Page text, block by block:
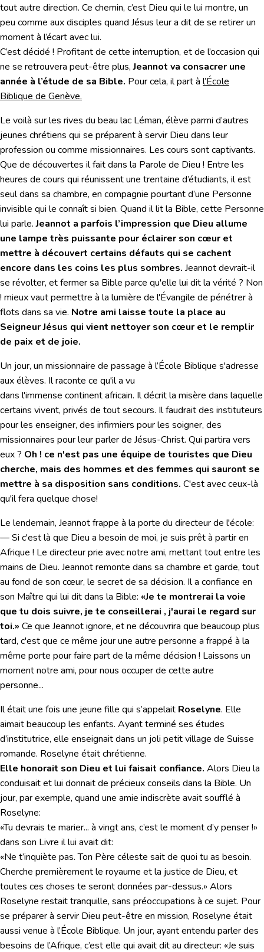
tout autre direction. Ce chemin, c’est Dieu qui le lui montre, un
peu comme aux disciples quand Jésus leur a dit de se retirer un
moment à l’écart avec lui.
C’est décidé ! Profitant de cette interruption, et de l’occasion qui
ne se retrouvera peut-être plus,Jeannot va consacrer une
année à l’étude de sa Bible. Pour cela, il part à l’École
Biblique de Genève.
Le voilà sur les rives du beau lac Léman, élève parmi d’autres
jeunes chrétiens qui se préparent à servir Dieu dans leur
profession ou comme missionnaires. Les cours sont captivants.
Que de découvertes il fait dans la Parole de Dieu ! Entre les
heures de cours qui réunissent une trentaine d’étudiants, il est
seul dans sa chambre, en compagnie pourtant d’une Personne
invisible qui le connaît si bien. Quand il lit la Bible, cette Personne
lui parle.Jeannot a parfois l’impression que Dieu allume
une lampe très puissante pour éclairer son cœur et
mettre à découvert certains défauts qui se cachent
encore dans les coins les plus sombres. Jeannot devrait-il
se révolter, et fermer sa Bible parce qu'elle lui dit la vérité ? Non
! mieux vaut permettre à la lumière de l'Évangile de pénétrer à
flots dans sa vie. Notre ami laisse toute la place au
Seigneur Jésus qui vient nettoyer son cœur et le remplir
de paix et de joie.
Un jour, un missionnaire de passage à l’École Biblique s'adresse
aux élèves. Il raconte ce qu'il a vu
dans l'immense continent africain. Il décrit la misère dans laquelle
certains vivent, privés de tout secours. Il faudrait des instituteurs
pour les enseigner, des infirmiers pour les soigner, des
missionnaires pour leur parler de Jésus-Christ. Qui partira vers
eux ? Oh ! ce n'est pas une équipe de touristes que Dieu
cherche, mais des hommes et des femmes qui sauront se
mettre à sa disposition sans conditions. C'est avec ceux-là
qu'il fera quelque chose!
Le lendemain, Jeannot frappe à la porte du directeur de l'école:
— Si c'est là que Dieu a besoin de moi, je suis prêt à partir en
Afrique ! Le directeur prie avec notre ami, mettant tout entre les
mains de Dieu. Jeannot remonte dans sa chambre et garde, tout
au fond de son cœur, le secret de sa décision. Il a confiance en
son Maître qui lui dit dans la Bible: «Je te montrerai la voie
que tu dois suivre, je te conseillerai , j'aurai le regard sur
toi.» Ce que Jeannot ignore, et ne découvrira que beaucoup plus
tard, c'est que ce même jour une autre personne a frappé à la
même porte pour faire part de la même décision ! Laissons un
moment notre ami, pour nous occuper de cette autre
personne...
Il était une fois une jeune fille qui s’appelait Roselyne. Elle
aimait beaucoup les enfants. Ayant terminé ses études
d’institutrice, elle enseignait dans un joli petit village de Suisse
romande. Roselyne était chrétienne.
Elle honorait son Dieu et lui faisait confiance. Alors Dieu la
conduisait et lui donnait de précieux conseils dans la Bible. Un
jour, par exemple, quand une amie indiscrète avait soufflé à
Roselyne:
«Tu devrais te marier... à vingt ans, c’est le moment d’y penser !»
dans son Livre il lui avait dit:
«Ne t’inquiète pas. Ton Père céleste sait de quoi tu as besoin.
Cherche premièrement le royaume et la justice de Dieu, et
toutes ces choses te seront données par-dessus.» Alors
Roselyne restait tranquille, sans préoccupations à ce sujet. Pour
se préparer à servir Dieu peut-être en mission, Roselyne était
aussi venue à l’École Biblique. Un jour, ayant entendu parler des
besoins de l’Afrique, c’est elle qui avait dit au directeur: «Je suis